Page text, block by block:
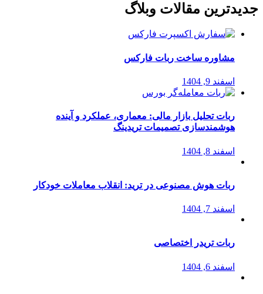
جدیدترین مقالات وبلاگ
مشاوره ساخت ربات فارکس
اسفند 9, 1404
ربات تحلیل بازار مالی: معماری، عملکرد و آینده
هوشمندسازی تصمیمات تریدینگ
اسفند 8, 1404
ربات هوش مصنوعی در ترید: انقلاب معاملات خودکار
اسفند 7, 1404
ربات تریدر اختصاصی
اسفند 6, 1404